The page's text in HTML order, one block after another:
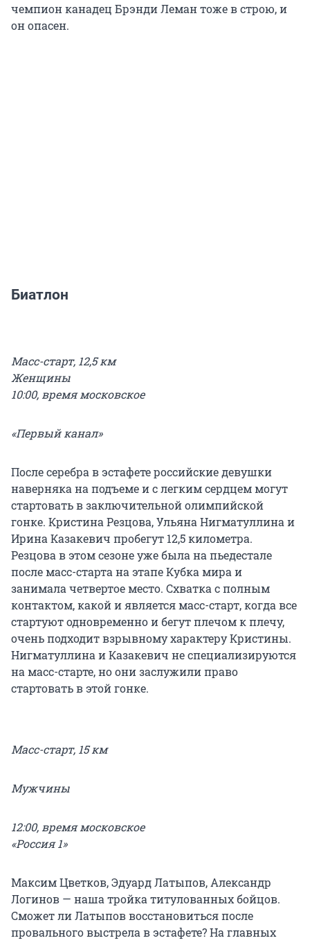
чемпион канадец Брэнди Леман тоже в строю, и
он опасен.
Биатлон
Масс-старт, 12,5 км
Женщины
10:00, время московское
«Первый канал»
После серебра в эстафете российские девушки
наверняка на подъеме и с легким сердцем могут
стартовать в заключительной олимпийской
гонке. Кристина Резцова, Ульяна Нигматуллина и
Ирина Казакевич пробегут 12,5 километра.
Резцова в этом сезоне уже была на пьедестале
после масс-старта на этапе Кубка мира и
занимала четвертое место. Схватка с полным
контактом, какой и является масс-старт, когда все
стартуют одновременно и бегут плечом к плечу,
очень подходит взрывному характеру Кристины.
Нигматуллина и Казакевич не специализируются
на масс-старте, но они заслужили право
стартовать в этой гонке.
Масс-старт, 15 км
Мужчины
12:00, время московское
«Россия 1»
Максим Цветков, Эдуард Латыпов, Александр
Логинов — наша тройка титулованных бойцов.
Сможет ли Латыпов восстановиться после
провального выстрела в эстафете? На главных